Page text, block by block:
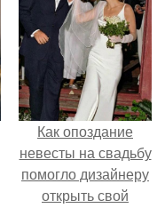
Как опоздание
невесты на свадьбу
помогло дизайнеру
открыть свой